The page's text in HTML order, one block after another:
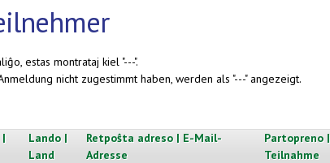
estas montrataj kiel "---".
nicht zugestimmt haben, werden als "---" angezeigt.
Lando |
Land
Retpoŝta adreso | E-Mail-
Adresse
Partopreno |
Teilnahme